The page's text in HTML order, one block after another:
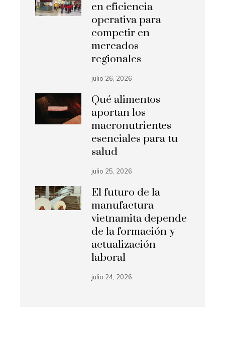
en eficiencia
operativa para
competir en
mercados
regionales
julio 26, 2026
Qué alimentos
aportan los
macronutrientes
esenciales para tu
salud
julio 25, 2026
El futuro de la
manufactura
vietnamita depende
de la formación y
actualización
laboral
julio 24, 2026